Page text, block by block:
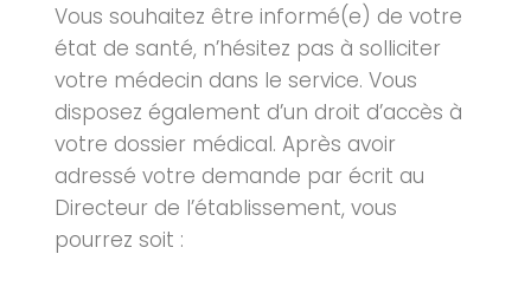
Vous souhaitez être informé(e) de votre
état de santé, n’hésitez pas à solliciter
votre médecin dans le service. Vous
disposez également d’un droit d’accès à
votre dossier médical. Après avoir
adressé votre demande par écrit au
Directeur de l’établissement, vous
pourrez soit :